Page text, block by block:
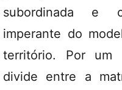
subordinada e
imperante do
território. Por um
divide entre a